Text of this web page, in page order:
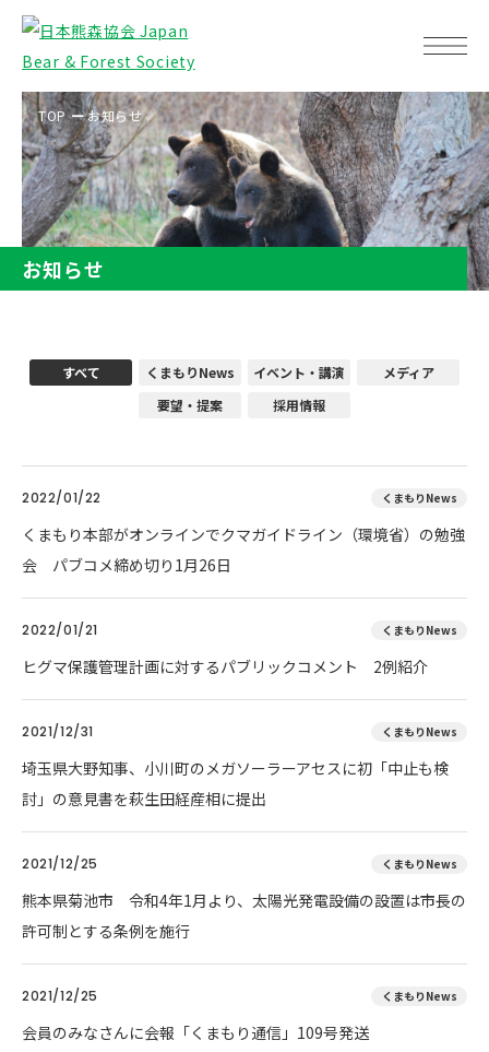
TOP お知らせ
お知らせ
すべて くまもりNews イベント・講演
メディア
要望・提案
採用情報
2022/01/22 くまもりNews
くまもり本部がオンラインでクマガイドライン（環境省）の勉強
会 パブコメ締め切り1月26日
2022/01/21 くまもりNews
ヒグマ保護管理計画に対するパブリックコメント 2例紹介
2021/12/31 くまもりNews
埼玉県大野知事、小川町のメガソーラーアセスに初「中止も検
討」の意見書を萩生田経産相に提出
2021/12/25 くまもりNews
熊本県菊池市 令和4年1月より、太陽光発電設備の設置は市長の
許可制とする条例を施行
2021/12/25 くまもりNews
会員のみなさんに会報「くまもり通信」109号発送